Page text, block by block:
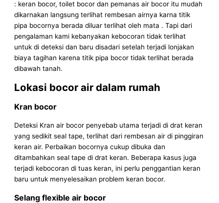
: keran bocor, toilet bocor dan pemanas air bocor itu mudah
dikarnakan langsung terlihat rembesan airnya karna titik
pipa bocornya berada diluar terlihat oleh mata . Tapi dari
pengalaman kami kebanyakan kebocoran tidak terlihat
untuk di deteksi dan baru disadari setelah terjadi lonjakan
biaya tagihan karena titik pipa bocor tidak terlihat berada
dibawah tanah.
Lokasi bocor air dalam rumah
Kran bocor
Deteksi Kran air bocor penyebab utama terjadi di drat keran
yang sedikit seal tape, terlihat dari rembesan air di pinggiran
keran air. Perbaikan bocornya cukup dibuka dan
ditambahkan seal tape di drat keran. Beberapa kasus juga
terjadi kebocoran di tuas keran, ini perlu penggantian keran
baru untuk menyelesaikan problem keran bocor.
Selang flexible air bocor